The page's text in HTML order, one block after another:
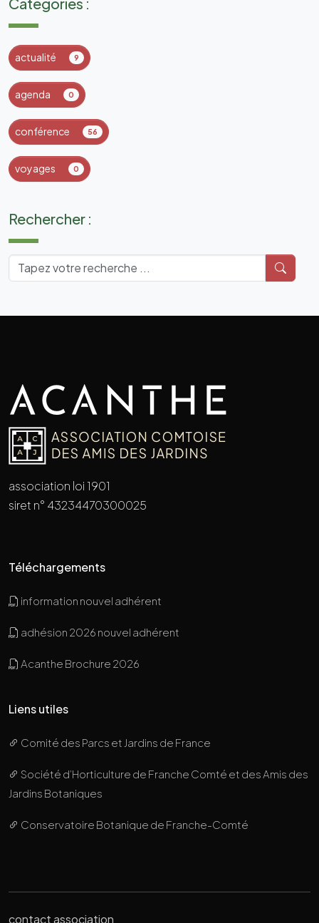
Rechercher :
actualité 9
agenda 0
conférence 56
voyages 0
association loi 1901
siret n° 43234470300025
Téléchargements
information nouvel adhérent
adhésion 2026 nouvel adhérent
Acanthe Brochure 2026
Liens utiles
Comité des Parcs et Jardins de France
Société d’Horticulture de Franche Comté et des Amis des
Jardins Botaniques
Conservatoire Botanique de Franche-Comté
contact association